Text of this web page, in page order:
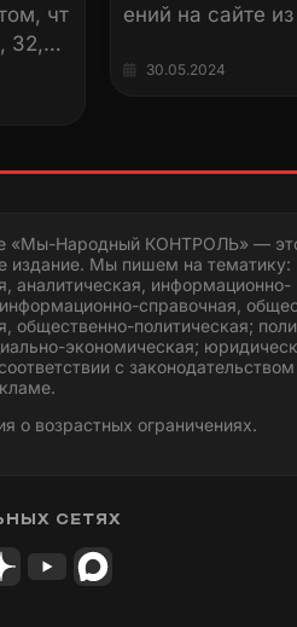
чт
32,…
ений на сайте
30.05.2024
«Мы-Народный КОНТРОЛЬ» —
издание. Мы пишем на тематику:
аналитическая, информационно-
справочная,
общественно-политическая;
экономическая;
с
о возрастных ограничениях.
СЕТЯХ